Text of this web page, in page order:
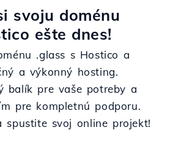
svoju doménu
ešte dnes!
.glass s Hostico a
a výkonný hosting.
balík pre vaše potreby a
pre kompletnú podporu.
spustite svoj online projekt!